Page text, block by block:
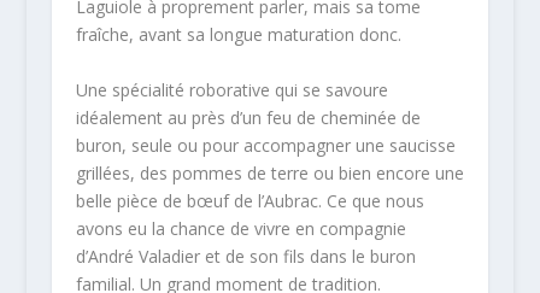
Laguiole à proprement parler, mais sa tome
fraîche, avant sa longue maturation donc.
Une spécialité roborative qui se savoure
idéalement au près d’un feu de cheminée de
buron, seule ou pour accompagner une saucisse
grillées, des pommes de terre ou bien encore une
belle pièce de bœuf de l’Aubrac. Ce que nous
avons eu la chance de vivre en compagnie
d’André Valadier et de son fils dans le buron
familial. Un grand moment de tradition.